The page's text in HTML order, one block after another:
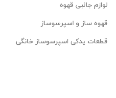
لوازم جانبی قهوه
قهوه ساز و اسپرسوساز
قطعات یدکی اسپرسوساز خانگی